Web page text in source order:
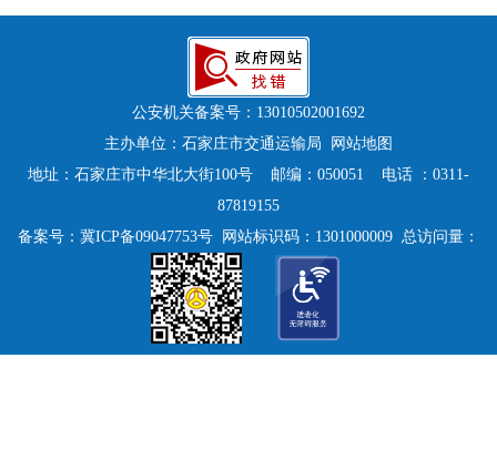
公安机关备案号： 13010502001692
主办单位：石家庄市交通运输局
网站地图
地址：石家庄市中华北大街100号 邮编：050051 电话 ：0311-
87819155
备案号： 冀ICP备09047753号 网站标识码：1301000009 总访问量：